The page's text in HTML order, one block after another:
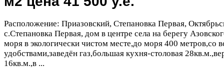
Расположение: Приазовский, Степановка Первая,
с.Степановка Первая, дом в центре села на берегу
моря в экологически чистом месте,до моря 400 метров,со
удобствами,заведён газ,большая кухня-столовая
16кв.м.,в ...